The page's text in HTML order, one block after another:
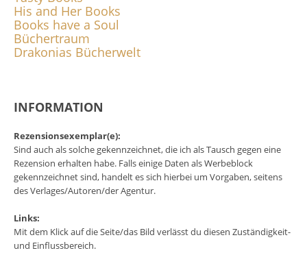
His and Her Books
Books have a Soul
Büchertraum
Drakonias Bücherwelt
INFORMATION
Rezensionsexemplar(e):
Sind auch als solche gekennzeichnet, die ich als Tausch gegen eine
Rezension erhalten habe. Falls einige Daten als Werbeblock
gekennzeichnet sind, handelt es sich hierbei um Vorgaben, seitens
des Verlages/Autoren/der Agentur.
Links:
Mit dem Klick auf die Seite/das Bild verlässt du diesen Zuständigkeit-
und Einflussbereich.